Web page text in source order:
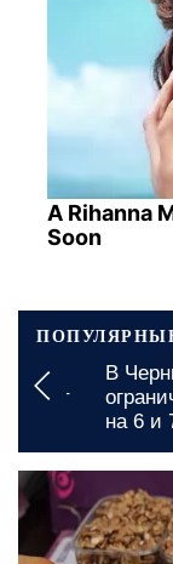
A Rihanna
Soon
В
ограничения:
на 6 и 7
сегодня, 20:00